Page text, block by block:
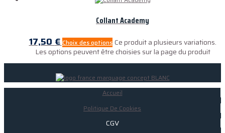
Collant Academy
17,50 € Choix des options Ce produit a plusieurs variations.
Les options peuvent être choisies sur la page du produit
Accueil
Politique De Cookies
CGV